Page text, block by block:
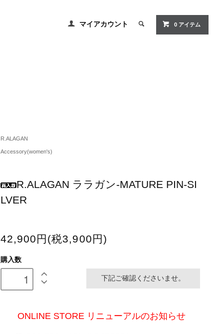
マイアカウント 0 アイテム
R.ALAGAN
Accessory(women's)
R.ALAGAN ララガン-MATURE PIN-SI
LVER
42,900円(税3,900円)
購入数
下記ご確認くださいませ。
ONLINE STORE リニューアルのお知らせ